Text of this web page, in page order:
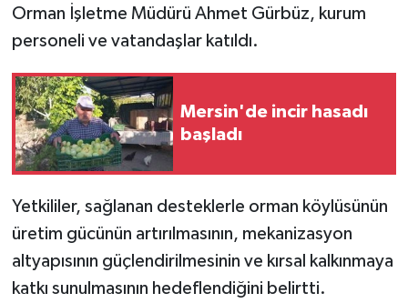
Orman İşletme Müdürü Ahmet Gürbüz, kurum
personeli ve vatandaşlar katıldı.
Mersin'de incir hasadı
başladı
Yetkililer, sağlanan desteklerle orman köylüsünün
üretim gücünün artırılmasının, mekanizasyon
altyapısının güçlendirilmesinin ve kırsal kalkınmaya
katkı sunulmasının hedeflendiğini belirtti.